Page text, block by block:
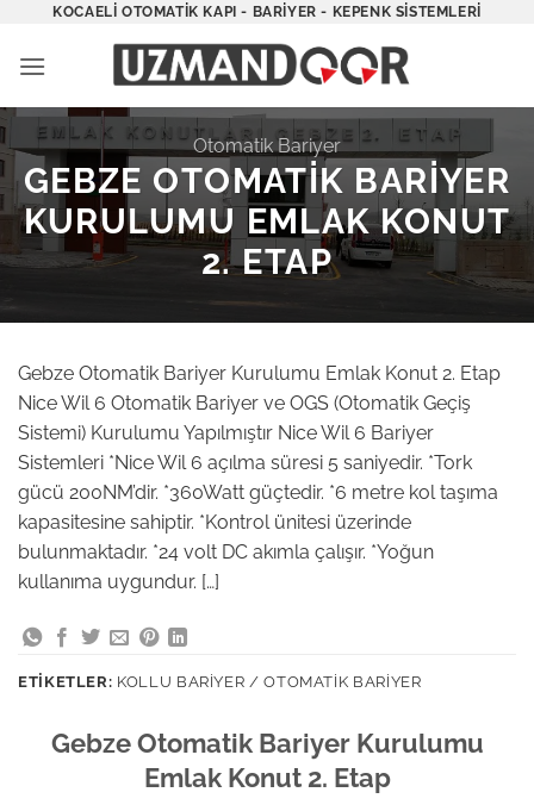
İçeriğeKOCAELI OTOMATIK KAPI - BARIYER - KEPENK SISTEMLERI
Otomatik Bariyer
GEBZE OTOMATIK BARIYER
KURULUMU EMLAK KONUT
2. ETAP
Gebze Otomatik Bariyer Kurulumu Emlak Konut 2. Etap
Nice Wil 6 Otomatik Bariyer ve OGS (Otomatik Geçiş
Sistemi) Kurulumu Yapılmıştır Nice Wil 6 Bariyer
Sistemleri *Nice Wil 6 açılma süresi 5 saniyedir. *Tork
gücü 200NM’dir. *360Watt güçtedir. *6 metre kol taşıma
kapasitesine sahiptir. *Kontrol ünitesi üzerinde
bulunmaktadır. *24 volt DC akımla çalışır. *Yoğun
kullanıma uygundur. […]
ETIKETLER: KOLLU BARIYER / OTOMATIK BARIYER
Gebze Otomatik Bariyer Kurulumu
Emlak Konut 2. Etap